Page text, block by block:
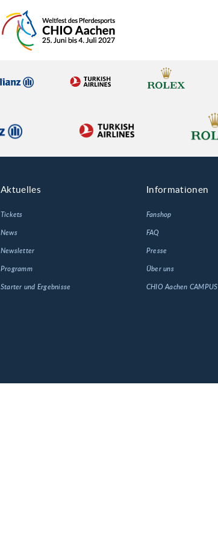
Aktuelles
Tickets
News
Newsletter
Programm
Starter und Ergebnisse
Informationen
Fanshop
FAQ
Presse
Über uns
CHIO Aachen CAMPUS